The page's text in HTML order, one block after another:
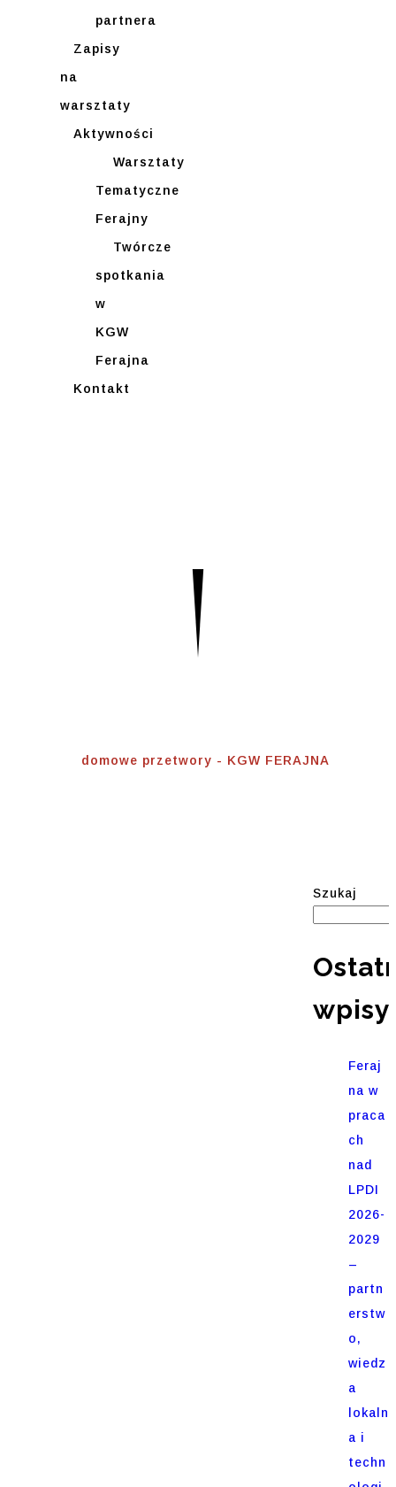
partnera
Zapisy
na
warsztaty
Aktywności
Warsztaty
Tematyczne
Ferajny
Twórcze
spotkania
w
KGW
Ferajna
Kontakt
domowe przetwory - KGW FERAJNA
Szukaj
wpisy
Feraj
na w
praca
ch
nad
LPDI
2026-
2029
–
partn
erstw
o,
wiedz
a
lokaln
a i
techn